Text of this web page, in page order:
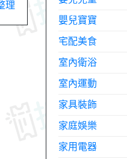
理
嬰兒寶寶
宅配美食
室內衛浴
室內運動
家具裝飾
家庭娛樂
家用電器